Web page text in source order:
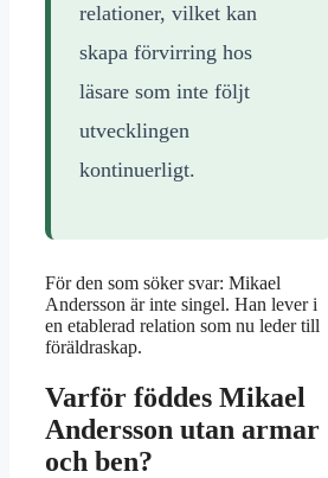
relationer, vilket kan
skapa förvirring hos
läsare som inte följt
utvecklingen
kontinuerligt.
För den som söker svar: Mikael
Andersson är inte singel. Han lever i
en etablerad relation som nu leder till
föräldraskap.
Varför föddes Mikael
Andersson utan armar
och ben?